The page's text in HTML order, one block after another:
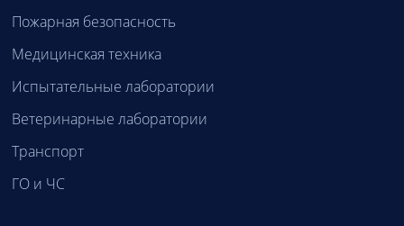
Пожарная безопасность
Медицинская техника
Испытательные лаборатории
Ветеринарные лаборатории
Транспорт
ГО и ЧС